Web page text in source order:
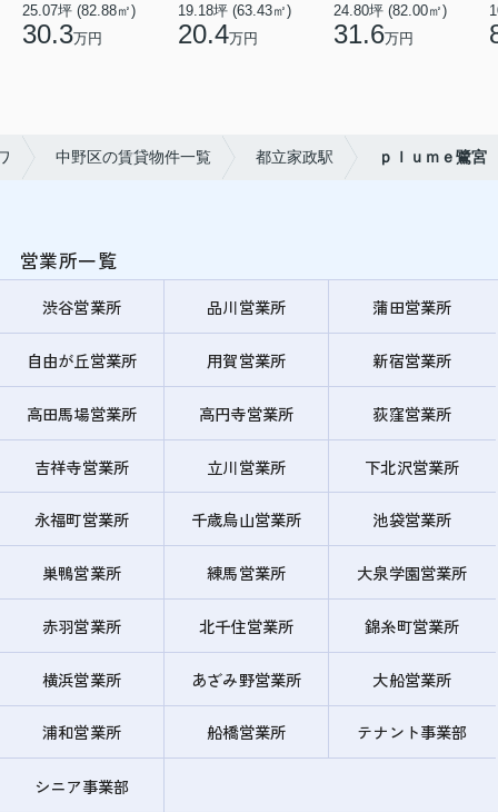
25.07坪 (82.88㎡)
30.3万円
19.18坪 (63.43㎡)
20.4万円
24.80坪 (82.00㎡)
31.6万円
中野区の賃貸物件一覧 都立家政駅 ｐｌｕｍｅ鷺宮
営業所一覧
渋谷営業所 品川営業所 蒲田営業所
自由が丘営業所 用賀営業所 新宿営業所
高田馬場営業所 高円寺営業所 荻窪営業所
吉祥寺営業所 立川営業所 下北沢営業所
永福町営業所 千歳烏山営業所 池袋営業所
巣鴨営業所 練馬営業所 大泉学園営業所
赤羽営業所 北千住営業所 錦糸町営業所
横浜営業所 あざみ野営業所 大船営業所
浦和営業所 船橋営業所 テナント事業部
シニア事業部